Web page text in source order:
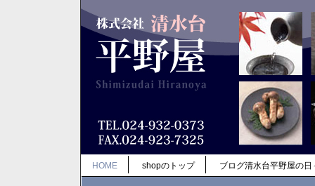
HOME shopのトップ ブログ清水台平野屋の日